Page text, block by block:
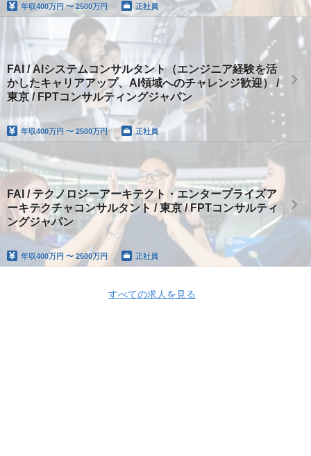
年収400万円 〜 2500万円 正社員
FAI / AIシステムコンサルタント（エンジニア経験を活
かしたキャリアアップ、AI領域へのチャレンジ歓迎） /
東京 / FPTコンサルティングジャパン
年収400万円 〜 2500万円 正社員
FAI / テクノロジーアーキテクト・エンタープライズア
ーキテクチャコンサルタント / 東京 / FPTコンサルティ
ングジャパン
年収400万円 〜 2500万円 正社員
すべての求人を見る